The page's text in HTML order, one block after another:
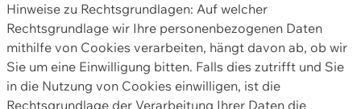
Hinweise zu Rechtsgrundlagen: Auf welcher
Rechtsgrundlage wir Ihre personenbezogenen Daten
mithilfe von Cookies verarbeiten, hängt davon ab, ob wir
Sie um eine Einwilligung bitten. Falls dies zutrifft und Sie
in die Nutzung von Cookies einwilligen, ist die
Rechtsgrundlage der Verarbeitung Ihrer Daten die